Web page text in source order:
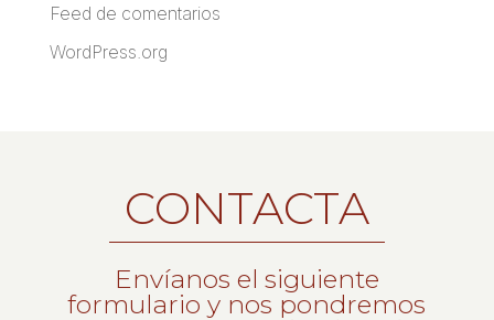
Feed de comentarios
WordPress.org
CONTACTA
Envíanos el siguiente
formulario y nos pondremos